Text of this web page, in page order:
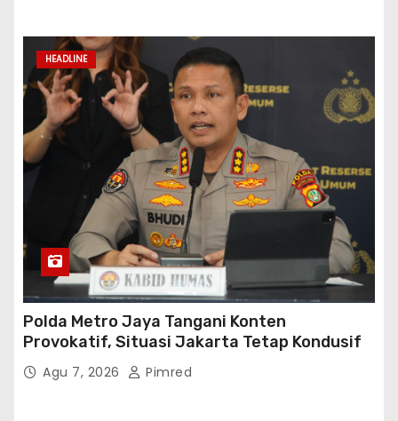
HEADLINE
Polda Metro Jaya Tangani Konten
Provokatif, Situasi Jakarta Tetap Kondusif
Agu 7, 2026 Pimred